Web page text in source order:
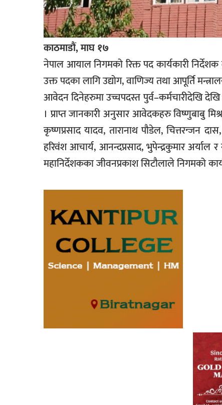
काठमाडौं, माघ १७
नेपाल आयाल निगमको रिक्त पद कार्यकारी
उक्त पदका लागि उद्योग, वाणिज्य तथा आपूर्ति
आवेदन दिनेहरुमा उच्चपदस्त पुर्व–कर्मचारीदेखि
। प्राप्त जानकारी अनुसार आवेदकहरु विष्णुबाबु
कृष्णप्रसाद यादव, तारानाथ पौडेल, चित्तरन्जन
हरिवंश आचार्य, आनन्दप्रसाद, भुपेन्द्रकुमार
महानिर्देशकका जीवनप्रकाश सिटौलाले निगमको